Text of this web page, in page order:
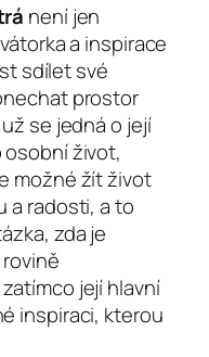
není jen
a inspirace
sdílet své
prostor
se jedná o její
život,
možné žít život
a radosti, a to
zda je
její hlavní
inspiraci, kterou